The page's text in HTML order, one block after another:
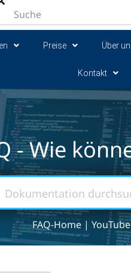
Preise Über
Kontakt
- Wie
FAQ-Home |